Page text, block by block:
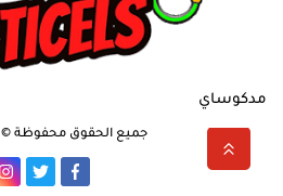
مدكوساي
جميع الحقوق محفوظة ©